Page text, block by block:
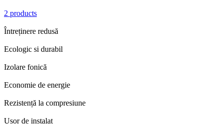
2 products
Întreținere redusă
Ecologic si durabil
Izolare fonică
Economie de energie
Rezistență la compresiune
Usor de instalat